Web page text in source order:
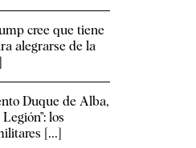
cree que tiene
alegrarse de la
Duque de Alba,
los
[...]